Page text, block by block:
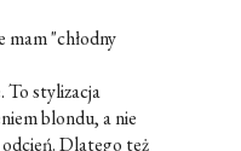
mam "chłodny
To stylizacja
blondu, a nie
Dlatego też